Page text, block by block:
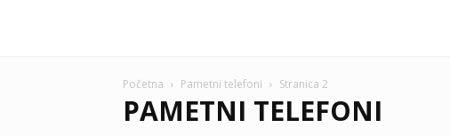
Početna Pametni telefoni Stranica 2
PAMETNI TELEFONI